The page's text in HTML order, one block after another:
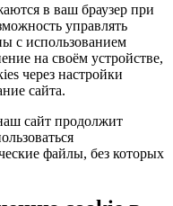
в ваш браузер при
управлять
с использованием
на своём устройстве,
через настройки
сайта.
сайт продолжит
файлы, без которых